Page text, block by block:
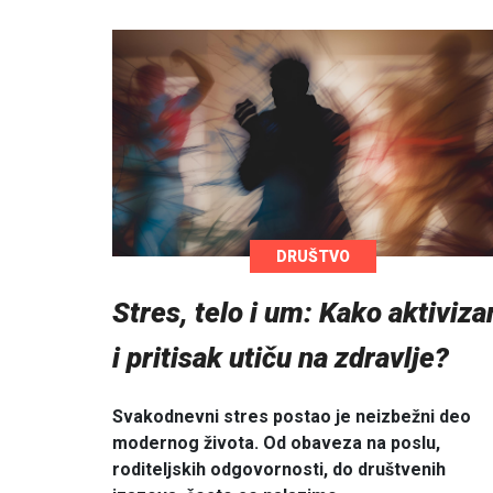
DRUŠTVO
Stres, telo i um: Kako
i pritisak utiču na zdravlje?
Svakodnevni stres postao je neizbežni deo
modernog života. Od obaveza na poslu,
roditeljskih odgovornosti, do društvenih